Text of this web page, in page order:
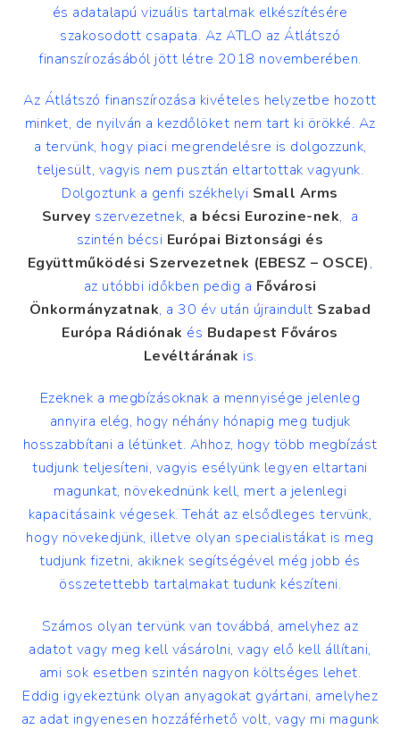
és adatalapú vizuális tartalmak elkészítésére
szakosodott csapata. Az ATLO az Átlátszó
finanszírozásából jött létre 2018 novemberében.
Az Átlátszó finanszírozása kivételes helyzetbe hozott
minket, de nyilván a kezdőlöket nem tart ki örökké. Az
a tervünk, hogy piaci megrendelésre is dolgozzunk,
teljesült, vagyis nem pusztán eltartottak vagyunk.
Dolgoztunk a genfi székhelyi Small Arms
Survey szervezetnek, a bécsi Eurozine-nek, a
szintén bécsi Európai Biztonsági és
Együttműködési Szervezetnek (EBESZ – OSCE),
az utóbbi időkben pedig a Fővárosi
Önkormányzatnak, a 30 év után újraindult Szabad
Európa Rádiónak és Budapest Főváros
Levéltárának is.
Ezeknek a megbízásoknak a mennyisége jelenleg
annyira elég, hogy néhány hónapig meg tudjuk
hosszabbítani a létünket. Ahhoz, hogy több megbízást
tudjunk teljesíteni, vagyis esélyünk legyen eltartani
magunkat, növekednünk kell, mert a jelenlegi
kapacitásaink végesek. Tehát az elsődleges tervünk,
hogy növekedjünk, illetve olyan specialistákat is meg
tudjunk fizetni, akiknek segítségével még jobb és
összetettebb tartalmakat tudunk készíteni.
Számos olyan tervünk van továbbá, amelyhez az
adatot vagy meg kell vásárolni, vagy elő kell állítani,
ami sok esetben szintén nagyon költséges lehet.
Eddig igyekeztünk olyan anyagokat gyártani, amelyhez
az adat ingyenesen hozzáférhető volt, vagy mi magunk